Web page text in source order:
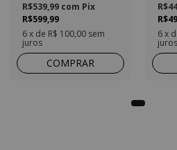
R$599,99
R$539,99 com Pix
6x de R$ 100,00 sem
juros
COMPRAR
6x
juros